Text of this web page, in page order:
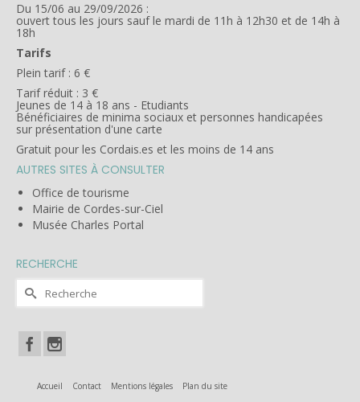
Du 15/06 au 29/09/2026 :
ouvert tous les jours sauf le mardi de 11h à 12h30 et de 14h à
18h
Tarifs
Plein tarif : 6 €
Tarif réduit : 3 €
Jeunes de 14 à 18 ans - Etudiants
Bénéficiaires de minima sociaux et personnes handicapées
sur présentation d'une carte
Gratuit pour les Cordais.es et les moins de 14 ans
AUTRES SITES À CONSULTER
Office de tourisme
Mairie de Cordes-sur-Ciel
Musée Charles Portal
RECHERCHE
Rechercher :
Accueil Contact Mentions légales Plan du site